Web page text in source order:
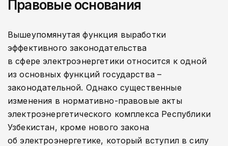
Правовые основания
Вышеупомянутая функция выработки
эффективного законодательства
в сфере электроэнергетики относится к одной
из основных функций государства –
законодательной. Однако существенные
изменения в нормативно-­правовые акты
электроэнергетического комплекса Республики
Узбекистан, кроме нового закона
об электроэнергетике, который вступил в силу